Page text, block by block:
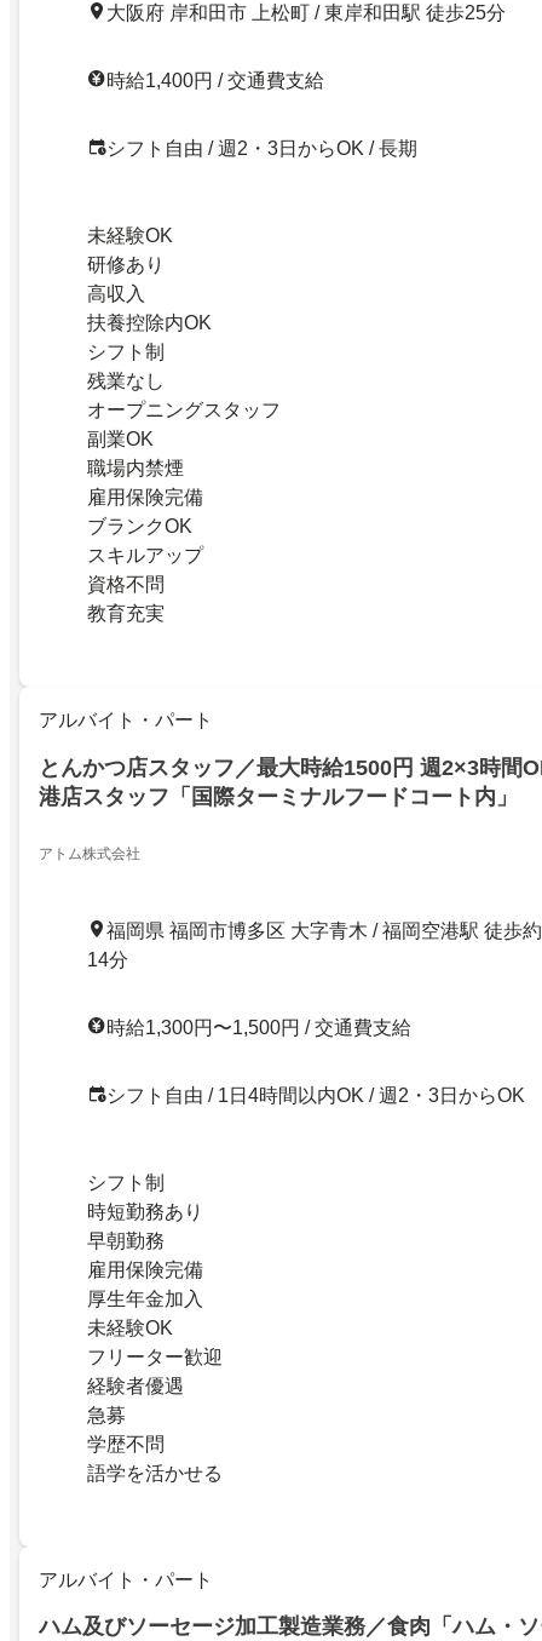
大阪府 岸和田市 上松町 / 東岸和田駅 徒歩25分
時給1,400円 / 交通費支給
シフト自由 / 週2・3日からOK / 長期
未経験OK
研修あり
高収入
扶養控除内OK
シフト制
残業なし
オープニングスタッフ
副業OK
職場内禁煙
雇用保険完備
ブランクOK
スキルアップ
資格不問
教育充実
アルバイト・パート
とんかつ店スタッフ／最大時給1500円 週2×3時間
港店スタッフ「国際ターミナルフードコート内」
アトム株式会社
福岡県 福岡市博多区 大字青木 / 福岡空港駅 徒歩約
14分
時給1,300円〜1,500円 / 交通費支給
シフト自由 / 1日4時間以内OK / 週2・3日からOK
シフト制
時短勤務あり
早朝勤務
雇用保険完備
厚生年金加入
未経験OK
フリーター歓迎
経験者優遇
急募
学歴不問
語学を活かせる
アルバイト・パート
ハム及びソーセージ加工製造業務／食肉「ハム・